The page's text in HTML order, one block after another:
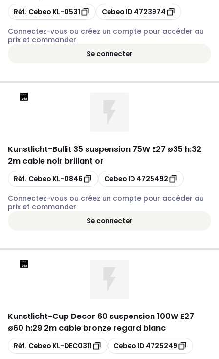
Copier
Réf. Cebeo KL-0531 Copier
Cebeo ID 4723974
Connectez-vous ou créez un compte pour accéder au
prix et commander
Se connecter
Kunstlicht-Bullit 35 suspension 75W E27 ø35 h:32
2m cable noir brillant or
Copier
Réf. Cebeo KL-0846 Copier
Cebeo ID 4725492
Connectez-vous ou créez un compte pour accéder au
prix et commander
Se connecter
Kunstlicht-Cup Decor 60 suspension 100W E27
ø60 h:29 2m cable bronze regard blanc
Copier
Réf. Cebeo KL-DEC0311 Copier
Cebeo ID 4725249